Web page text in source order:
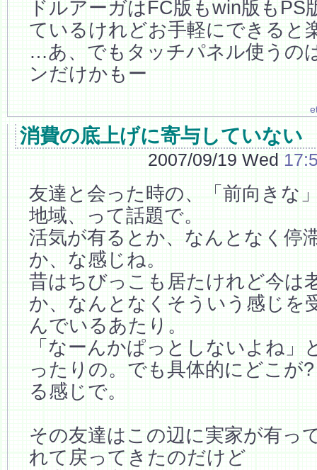
ドルアーガはFC版もwin版もPS
ているけれどお手軽にできると
…あ、でもタッチパネル使うの
ンだけかもー
消費の底上げに寄与していない
2007/09/19 Wed
友達と会った時の、「前向きな
地域、って話題で。
活気が有るとか、なんとなく停
か、な感じね。
昔はちびっこも居たけれど今は
か、なんとなくそういう感じを
んでいるあたり。
「なーんかぱっとしないよね」
ったりの。でも具体的にどこが
る感じで。
その友達はこの辺に実家が有っ
れて戻ってきたのだけど